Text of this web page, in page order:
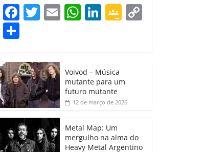
F
e
b
o
o
k
T
er
E W
A
p
p
Li
dI
n
G
e
a
ro
m
p
ar
til
h
ar
Voivod – Música
mutante para um
futuro mutante
12 de março de 2026
Metal Map: Um
mergulho na alma do
Heavy Metal Argentino